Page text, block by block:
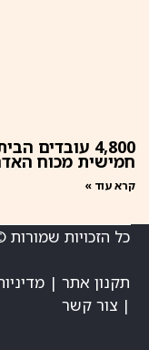
4,800
חמישית מכוח
קרא עוד »
כל הזכויות
תקנון אתר |
|צור קשר